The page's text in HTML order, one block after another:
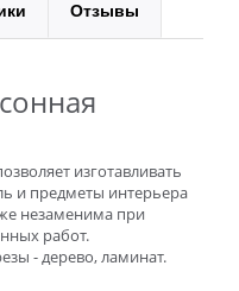
Отзывы
изготавливать
и предметы интерьера
незаменима при
работ.
- дерево, ламинат.